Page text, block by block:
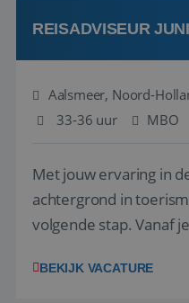
REISADVISEUR
Aalsmeer, Noord-
33-36 uur
MBO
Met jouw ervaring in
achtergrond in
volgende stap. Vanaf
wensen van je team,
BEKIJK VACATURE